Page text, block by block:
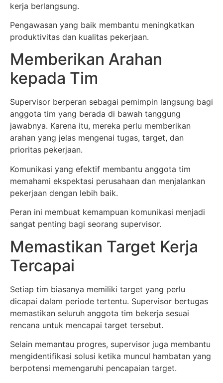
kerja berlangsung.
Pengawasan yang baik membantu meningkatkan
produktivitas dan kualitas pekerjaan.
Memberikan Arahan
kepada Tim
Supervisor berperan sebagai pemimpin langsung bagi
anggota tim yang berada di bawah tanggung
jawabnya. Karena itu, mereka perlu memberikan
arahan yang jelas mengenai tugas, target, dan
prioritas pekerjaan.
Komunikasi yang efektif membantu anggota tim
memahami ekspektasi perusahaan dan menjalankan
pekerjaan dengan lebih baik.
Peran ini membuat kemampuan komunikasi menjadi
sangat penting bagi seorang supervisor.
Memastikan Target Kerja
Tercapai
Setiap tim biasanya memiliki target yang perlu
dicapai dalam periode tertentu. Supervisor bertugas
memastikan seluruh anggota tim bekerja sesuai
rencana untuk mencapai target tersebut.
Selain memantau progres, supervisor juga membantu
mengidentifikasi solusi ketika muncul hambatan yang
berpotensi memengaruhi pencapaian target.